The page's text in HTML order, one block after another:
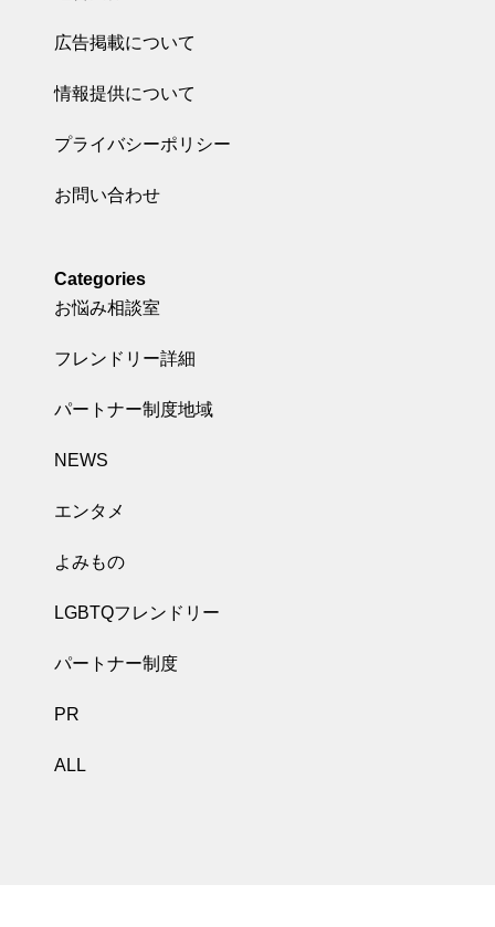
広告掲載について
情報提供について
プライバシーポリシー
お問い合わせ
Categories
お悩み相談室
フレンドリー詳細
パートナー制度地域
NEWS
エンタメ
よみもの
LGBTQフレンドリー
パートナー制度
PR
ALL